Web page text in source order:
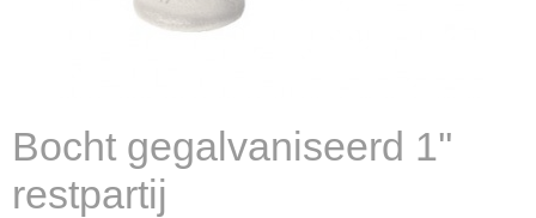
Bocht gegalvaniseerd 1''
restpartij